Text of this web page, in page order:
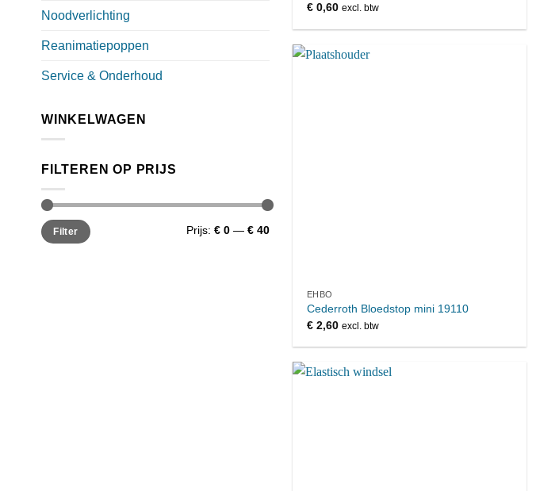
Noodverlichting
Reanimatiepoppen
Service & Onderhoud
WINKELWAGEN
FILTEREN OP PRIJS
Min.
prijs
Max.
prijsFilter Prijs: € 0— € 40
€0,60 excl. btw
EHBO
Cederroth Bloedstop mini 19110
€2,60 excl. btw